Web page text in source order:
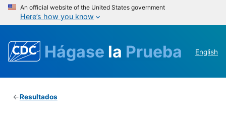
An official website of the United States government
Here’s how you know
Hágase la Prueba English
Resultados